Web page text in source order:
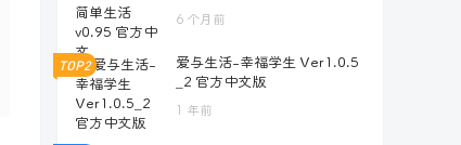
6 个月前
TOP2
爱与生活-幸福学生 Ver1.0.5
_2 官方中文版
1 年前